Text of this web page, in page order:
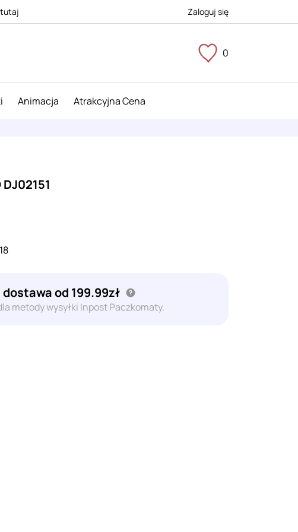
tutaj Zaloguj się
0
Animacja Atrakcyjna Cena
od 199.99zł
metody wysyłki Inpost Paczkomaty.